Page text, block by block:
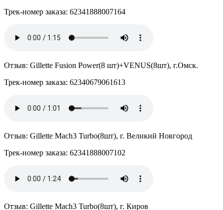
Трек-номер заказа: 62341888007164
Отзыв: Gillette Fusion Power(8 шт)+VENUS(8шт), г.Омск.
Трек-номер заказа: 62340679061613
Отзыв: Gillette Mach3 Turbo(8шт), г. Великий Новгород
Трек-номер заказа: 62341888007102
Отзыв: Gillette Mach3 Turbo(8шт), г. Киров